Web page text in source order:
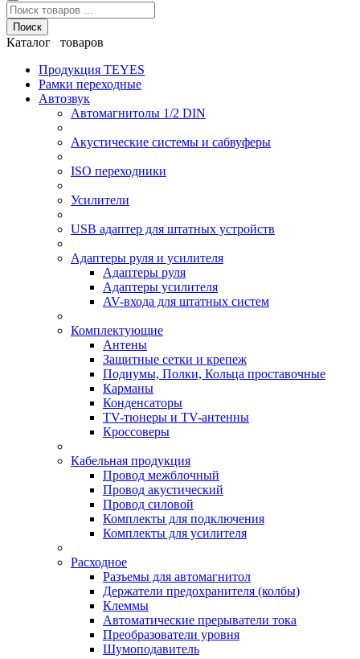
Поиск
Каталог товаров
Продукция TEYES
Рамки переходные
Автозвук
Автомагнитолы 1/2 DIN
Акустические системы и сабвуферы
ISO переходники
Усилители
USB адаптер для штатных устройств
Адаптеры руля и усилителя
Адаптеры руля
Адаптеры усилителя
AV-входа для штатных систем
Комплектующие
Антены
Защитные сетки и крепеж
Подиумы, Полки, Кольца проставочные
Карманы
Конденсаторы
TV-тюнеры и TV-антенны
Кроссоверы
Кабельная продукция
Провод межблочный
Провод акустический
Провод силовой
Комплекты для подключения
Комплекты для усилителя
Расходное
Разъемы для автомагнитол
Держатели предохранителя (колбы)
Клеммы
Автоматические прерыватели тока
Преобразователи уровня
Шумоподавитель